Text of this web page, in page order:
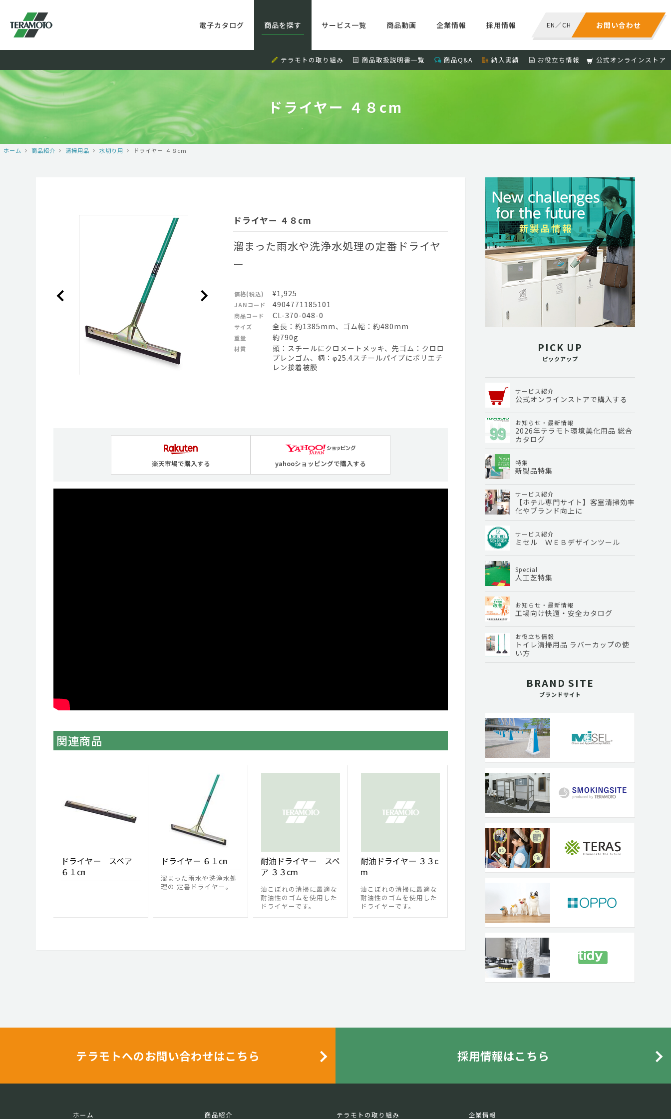
お問い合わせ
EN／CH
電子カタログ 商品を探す サービス一覧 商品動画 企業情報 採用情報
テラモトの取り組み 商品取扱説明書一覧 商品Q&A 納入実績 お役立ち情報 公式オンラインストア
ドライヤー ４８cm
ホーム 商品紹介 清掃用品 水切り用 ドライヤー ４８cm
ドライヤー ４８cm
溜まった雨水や洗浄水処理の定番ドライヤ
ー
価格(税込) ¥1,925
JANコード 4904771185101
商品コード CL-370-048-0
サイズ 全長：約1385mm、ゴム幅：約480mm
重量 約790g
材質
頭：スチールにクロメートメッキ、先ゴム：クロロ
プレンゴム、柄：φ25.4スチールパイプにポリエチ
レン接着被膜
楽天市場で購入する yahooショッピングで購入する
関連商品
ドライヤー スペア
６１㎝
ドライヤー ６１㎝
溜まった雨水や洗浄水処
理の 定番ドライヤー。
耐油ドライヤー スペ
ア ３３cm
油こぼれの清掃に最適な
耐油性のゴムを使用した
ドライヤーです。
耐油ドライヤー ３３c
m
油こぼれの清掃に最適な
耐油性のゴムを使用した
ドライヤーです。
PICK UP
ピックアップ
サービス紹介
公式オンラインストアで購入する
お知らせ・最新情報
2026年テラモト環境美化用品 総合
カタログ
特集
新製品特集
サービス紹介
【ホテル専門サイト】客室清掃効率
化やブランド向上に
サービス紹介
ミセル ＷＥＢデザインツール
Special
人工芝特集
お知らせ・最新情報
工場向け快適・安全カタログ
お役立ち情報
トイレ清掃用品 ラバーカップの使
い方
BRAND SITE
ブランドサイト
テラモトへのお問い合わせはこちら 採用情報はこちら
ホーム 商品紹介 テラモトの取り組み 企業情報